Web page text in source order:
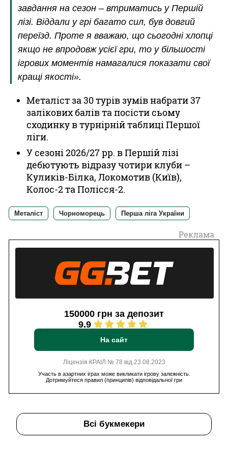
завдання на сезон – втриматись у Першій
лізі. Віддали у грі багато сил, був довгий
переїзд. Проте я вважаю, що сьогодні хлопці
якщо не впродовж усієї гри, то у більшості
ігрових моментів намагалися показати свої
кращі якості».
Металіст за 30 турів зумів набрати 37
залікових балів та посісти сьому
сходинку в турнірній таблиці Першої
ліги.
У сезоні 2026/27 рр. в Першій лізі
дебютують відразу чотири клуби –
Куликів-Білка, Локомотив (Київ),
Колос-2 та Полісся-2.
Металіст Чорноморець Перша ліга України
Реклама
150000 грн за депозит
9.9
На сайт
Ліцензія КРАІЛ № 78 від 23.08.2023
Участь в азартних іграх може викликати ігрову залежність.
Дотримуйтеся правил (принципів) відповідальної гри
Всі букмекери